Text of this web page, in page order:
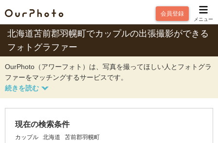
会員登録
メニュー
北海道苫前郡羽幌町でカップルの出張撮影ができる
フォトグラファー
OurPhoto（アワーフォト）は、写真を撮ってほしい人とフォトグラ
ファーをマッチングするサービスです。
現在の検索条件
カップル 北海道 苫前郡羽幌町